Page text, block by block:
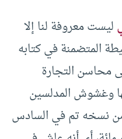
ليست معروفة لنا إلا
المتضمنة في كتابه
محاسن التجارة
وغشوش المدلسين
من نسخه تم في السادس